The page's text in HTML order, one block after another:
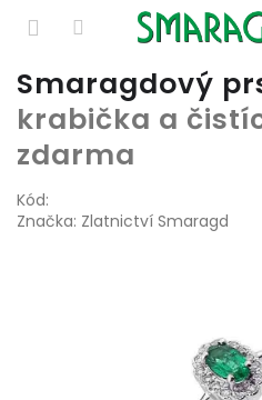
Přejít
na
obsah
Smaragdový
krabička a
zdarma
Kód:
Značka: Zlatnictví Smaragd